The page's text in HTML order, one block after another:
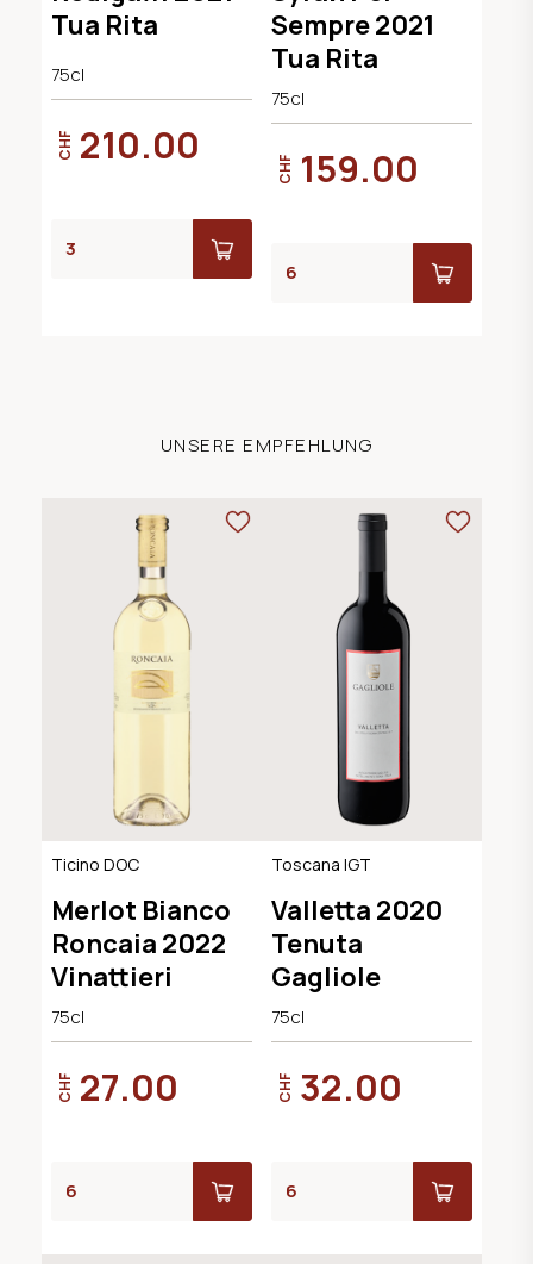
Tua Rita
75cl
CHF 210.00
Sempre 2021
Tua Rita
75cl
CHF 159.00
UNSERE EMPFEHLUNG
Ticino DOC
Merlot Bianco
Roncaia 2022
Vinattieri
75cl
CHF 27.00
Toscana IGT
Valletta 2020
Tenuta
Gagliole
75cl
CHF 32.00